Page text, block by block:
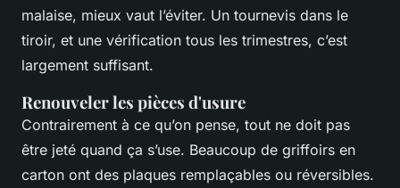
malaise, mieux vaut l’éviter. Un tournevis dans le
tiroir, et une vérification tous les trimestres, c’est
largement suffisant.
Renouveler les pièces d'usure
Contrairement à ce qu’on pense, tout ne doit pas
être jeté quand ça s’use. Beaucoup de griffoirs en
carton ont des plaques remplaçables ou réversibles.